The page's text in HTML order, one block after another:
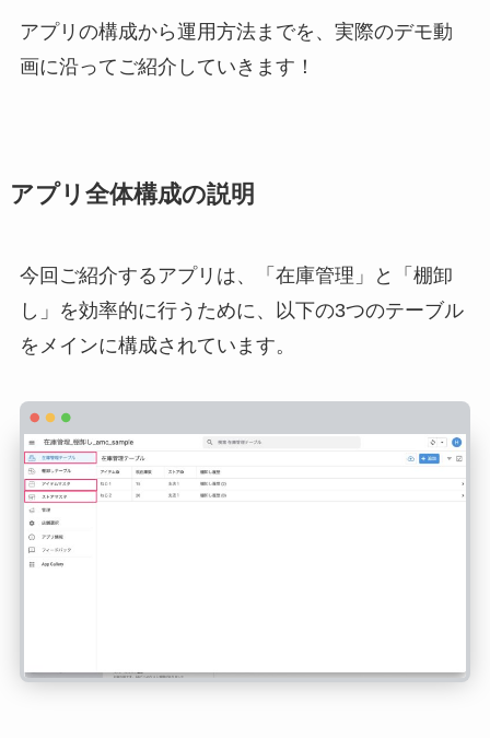
アプリの構成から運用方法までを、実際のデモ動
画に沿ってご紹介していきます！
アプリ全体構成の説明
今回ご紹介するアプリは、「在庫管理」と「棚卸
し」を効率的に行うために、以下の3つのテーブル
をメインに構成されています。